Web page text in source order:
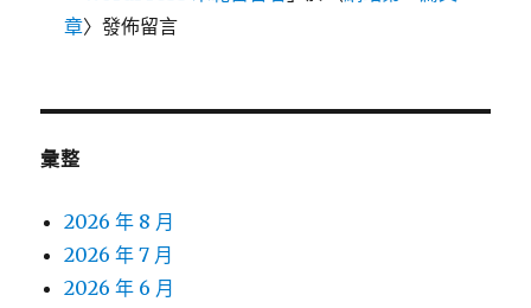
章〉發佈留言
彙整
2026 年 8 月
2026 年 7 月
2026 年 6 月